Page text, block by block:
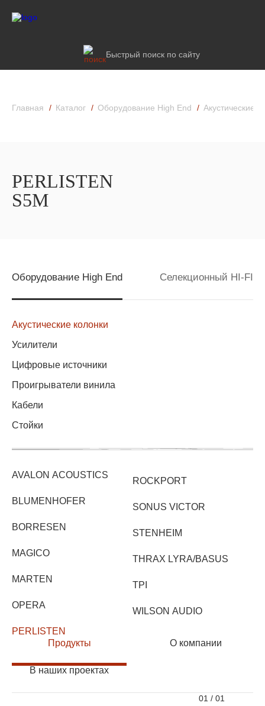
Быстрый поиск по сайту
Главная Каталог Оборудование High End Акустические
PERLISTEN
S5M
Оборудование High End Селекционный HI-FI
Акустические колонки
Усилители
Цифровые источники
Проигрыватели винила
Кабели
Стойки
AVALON ACOUSTICS
BLUMENHOFER
BORRESEN
MAGICO
MARTEN
OPERA
PERLISTEN
ROCKPORT
SONUS VICTOR
STENHEIM
THRAX LYRA/BASUS
TPI
WILSON AUDIO
Продукты О компании
В наших проектах
01 / 01